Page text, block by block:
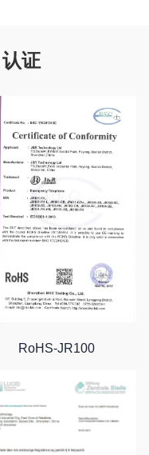
证
RoHS-JR100